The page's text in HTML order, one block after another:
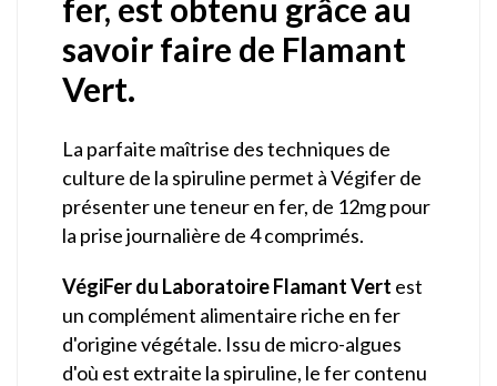
fer, est obtenu grâce au
savoir faire de Flamant
Vert.
La parfaite maîtrise des techniques de
culture de la spiruline permet à Végifer de
présenter une teneur en fer, de 12mg pour
la prise journalière de 4 comprimés.
VégiFer du Laboratoire Flamant Vert est
un complément alimentaire riche en fer
d'origine végétale. Issu de micro-algues
d'où est extraite la spiruline, le fer contenu